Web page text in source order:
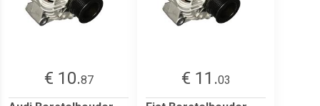
€ 10.87
€ 11.03